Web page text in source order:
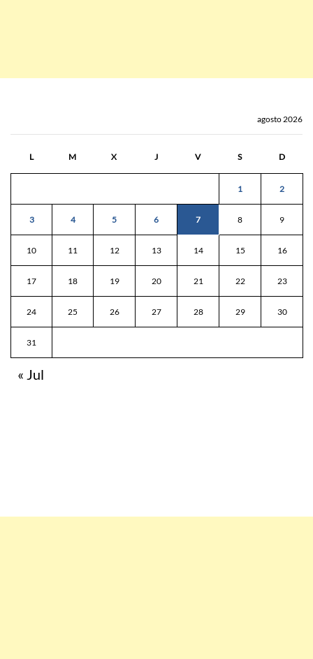
agosto 2026
L M X J V S D
1 2
3 4 5 6 7 8 9
10 11 12 13 14 15 16
17 18 19 20 21 22 23
24 25 26 27 28 29 30
31
« Jul